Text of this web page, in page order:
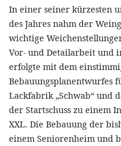
In einer seiner kürzesten
des Jahres nahm der
wichtige
Vor- und Detailarbeit und
erfolgte mit dem
Bebauungsplanentwurfes
Lackfabrik „Schwab“ und
der Startschuss zu einem
XXL. Die Bebauung der
einem Seniorenheim und